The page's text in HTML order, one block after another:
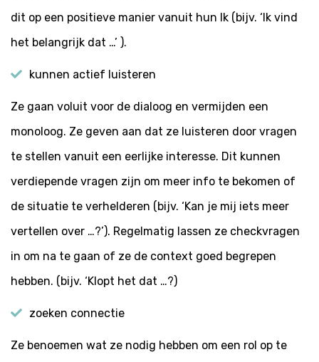
dit op een positieve manier vanuit hun Ik (bijv. ‘Ik vind
het belangrijk dat …’ ).
kunnen actief luisteren
Ze gaan voluit voor de dialoog en vermijden een
monoloog. Ze geven aan dat ze luisteren door vragen
te stellen vanuit een eerlijke interesse. Dit kunnen
verdiepende vragen zijn om meer info te bekomen of
de situatie te verhelderen (bijv. ‘Kan je mij iets meer
vertellen over …?’). Regelmatig lassen ze checkvragen
in om na te gaan of ze de context goed begrepen
hebben. (bijv. ‘Klopt het dat …?)
zoeken connectie
Ze benoemen wat ze nodig hebben om een rol op te